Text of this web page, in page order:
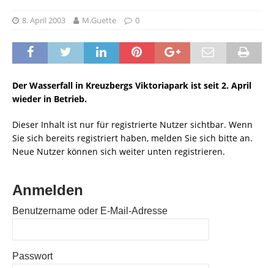
8. April 2003 M.Guette 0
Der Wasserfall in Kreuzbergs Viktoriapark ist seit 2. April
wieder in Betrieb.
Dieser Inhalt ist nur für registrierte Nutzer sichtbar. Wenn
Sie sich bereits registriert haben, melden Sie sich bitte an.
Neue Nutzer können sich weiter unten registrieren.
Anmelden
Benutzername oder E-Mail-Adresse
Passwort